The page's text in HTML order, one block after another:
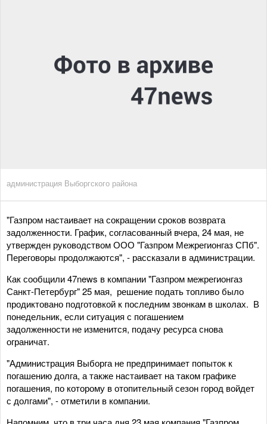
администрация Выборгского района
"Газпром настаивает на сокращении сроков возврата
задолженности. График, согласованный вчера, 24 мая, не
утвержден руководством ООО "Газпром Межрегионгаз СПб".
Переговоры продолжаются", - рассказали в администрации.
Как сообщили 47news в компании "Газпром межрегионгаз
Санкт-Петербург" 25 мая, решение подать топливо было
продиктовано подготовкой к последним звонкам в школах. В
понедельник, если ситуация с погашением
задолженности не изменится, подачу ресурса снова
ограничат.
"Администрация Выборга не предпринимает попыток к
погашению долга, а также настаивает на таком графике
погашения, по которому в отопительный сезон город войдет
с долгами", - отметили в компании.